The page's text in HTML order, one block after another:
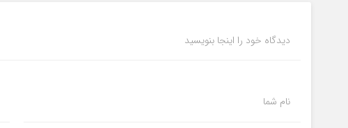
دیدگاه خود را اینجا بنویسید
نام شما